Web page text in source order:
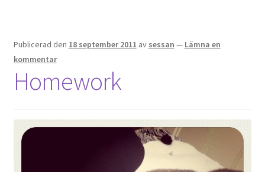
Publicerad den 18 september 2011 av sessan — Lämna en
kommentar
Homework